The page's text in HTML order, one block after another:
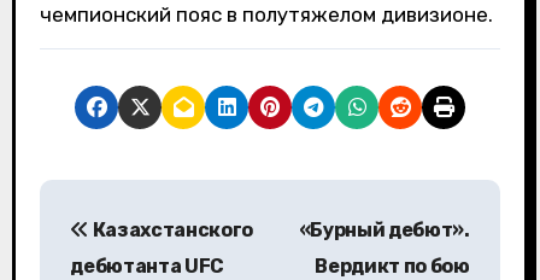
чемпионский пояс в полутяжелом дивизионе.
Н
Казахстанского
дебютанта UFC
«Бурный дебют».
Вердикт по бою